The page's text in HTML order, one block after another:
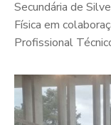
Secundária de
Física em
Profissional